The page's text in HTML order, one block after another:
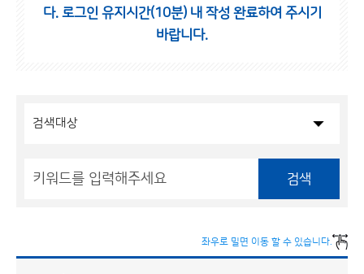
다. 로그인 유지시간(10분) 내 작성 완료하여 주시기
바랍니다.
검색
좌우로 밀면 이동 할 수 있습니다.